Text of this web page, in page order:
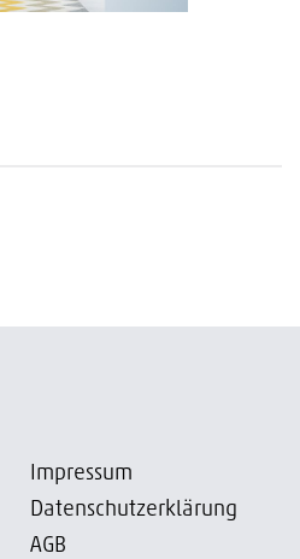
Impressum
Datenschutzerklärung
AGB